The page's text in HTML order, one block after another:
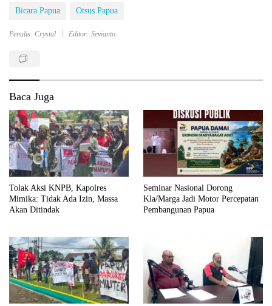
Bicara Papua Otsus Papua
Penulis: Crystal Editor: Sevianto
Baca Juga
Tolak Aksi KNPB, Kapolres
Mimika: Tidak Ada Izin, Massa
Akan Ditindak
Seminar Nasional Dorong
Kla/Marga Jadi Motor Percepatan
Pembangunan Papua